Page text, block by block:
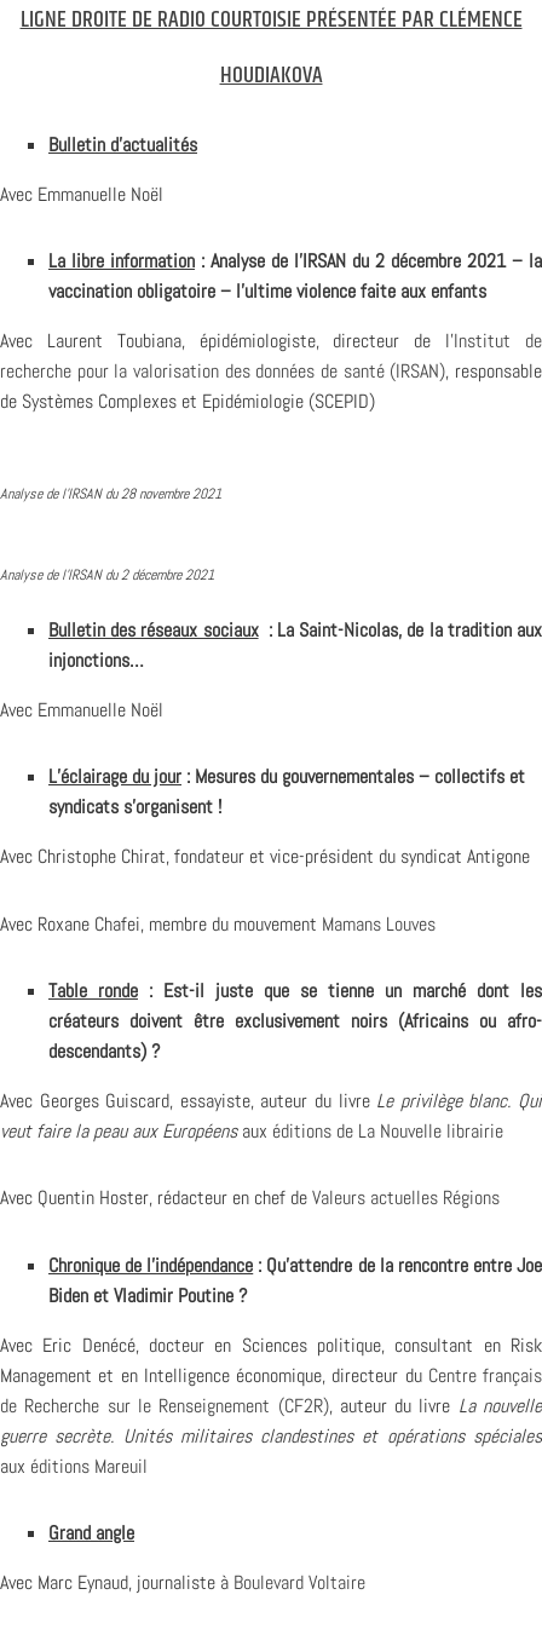
LIGNE DROITE DE RADIO COURTOISIE PRÉSENTÉE PAR CLÉMENCE
HOUDIAKOVA
Bulletin d’actualités
Avec Emmanuelle Noël
La libre information : Analyse de l’IRSAN du 2 décembre 2021 – la
vaccination obligatoire – l’ultime violence faite aux enfants
Avec Laurent Toubiana, épidémiologiste, directeur de l’Institut de
recherche pour la valorisation des données de santé (IRSAN), responsable
de Systèmes Complexes et Epidémiologie (SCEPID)
Analyse de l’IRSAN du 28 novembre 2021
Analyse de l’IRSAN du 2 décembre 2021
Bulletin des réseaux sociaux: La Saint-Nicolas, de la tradition aux
injonctions…
Avec Emmanuelle Noël
L’éclairage du jour : Mesures du gouvernementales – collectifs et
syndicats s’organisent !
Avec Christophe Chirat, fondateur et vice-président du syndicat Antigone
Avec Roxane Chafei, membre du mouvement Mamans Louves
Table ronde : Est-il juste que se tienne un marché dont les
créateurs doivent être exclusivement noirs (Africains ou afro-
descendants) ?
Avec Georges Guiscard, essayiste, auteur du livre Le privilège blanc. Qui
veut faire la peau aux Européensaux éditions de La Nouvelle librairie
Avec Quentin Hoster, rédacteur en chef deValeurs actuelles Régions
Chronique de l’indépendance : Qu’attendre de la rencontre entre Joe
Biden et Vladimir Poutine ?
Avec Eric Denécé, docteur en Sciences politique, consultant en Risk
Management et en Intelligence économique, directeur du Centre français
de Recherche sur le Renseignement (CF2R), auteur du livre La nouvelle
guerre secrète. Unités militaires clandestines et opérations spéciales
aux éditions Mareuil
Grand angle
Avec Marc Eynaud, journaliste à Boulevard Voltaire